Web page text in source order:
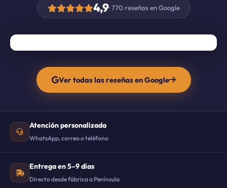
4,9· 770 reseñas en Google
Ver todas las reseñas en Google
Atención personalizada
WhatsApp, correo o teléfono
Entrega en 5–9 días
Directo desde fábrica a Península